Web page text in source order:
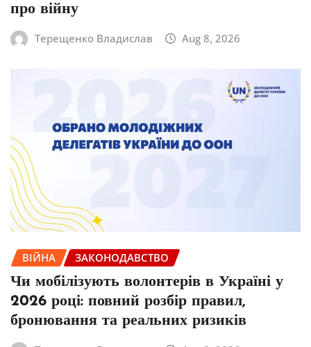
про війну
Терещенко Владислав Aug 8, 2026
ВІЙНА ЗАКОНОДАВСТВО
Чи мобілізують волонтерів в Україні у
2026 році: повний розбір правил,
бронювання та реальних ризиків